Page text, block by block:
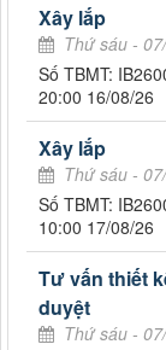
Xây lắp
Thứ sáu -
Số TBMT:
20:00 16/08/26
Xây lắp
Thứ sáu -
Số TBMT:
10:00 17/08/26
Tư vấn thiết
duyệt
Thứ sáu -